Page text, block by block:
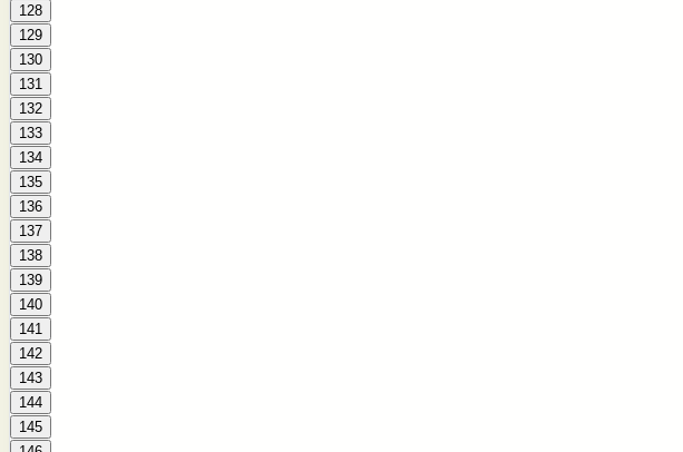
128
129
130
131
132
133
134
135
136
137
138
139
140
141
142
143
144
145